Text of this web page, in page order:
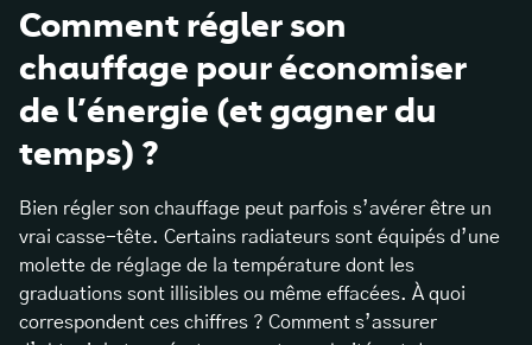
Comment régler son
chauffage pour économiser
de l’énergie (et gagner du
temps) ?
Bien régler son chauffage peut parfois s’avérer être un
vrai casse-tête. Certains radiateurs sont équipés d’une
molette de réglage de la température dont les
graduations sont illisibles ou même effacées. À quoi
correspondent ces chiffres ? Comment s’assurer